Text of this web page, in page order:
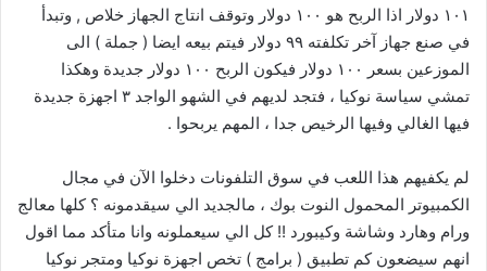
١٠١ دولار اذا الربح هو ١٠٠ دولار وتوقف انتاج الجهاز خلاص , وتبدأ
في صنع جهاز آخر تكلفته ٩٩ دولار فيتم بيعه ايضا ( جملة ) الى
الموزعين بسعر ١٠٠ دولار فيكون الربح ١٠٠ دولار جديدة وهكذا
تمشي سياسة نوكيا ، فتجد لديهم في الشهو الواجد ٣ اجهزة جديدة
فيها الغالي وفيها الرخيص جدا ، المهم يربحوا .
لم يكفيهم هذا اللعب في سوق التلفونات دخلوا الآن في مجال
الكمبيوتر المحمول النوت بوك ، مالجديد الي سيقدمونه ؟ كلها معالج
ورام وهارد وشاشة وكيبورد !! كل الي سيعملونه وانا متأكد مما اقول
انهم سيضعون كم تطبيق ( برامج ) تخص اجهزة نوكيا ومتجر نوكيا